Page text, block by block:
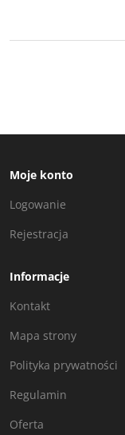
Moje konto
Logowanie
Rejestracja
Informacje
Kontakt
Mapa strony
Polityka prywatności
Regulamin
Oferta